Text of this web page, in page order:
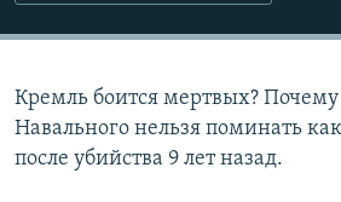
Кремль боится мертвых?
Навального нельзя поминать
после убийства 9 лет назад.